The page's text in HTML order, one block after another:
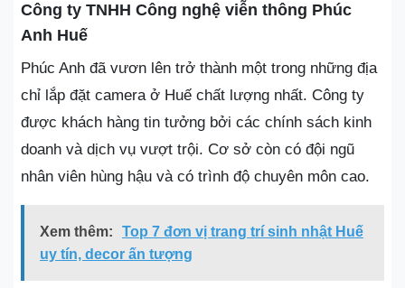
Công ty TNHH Công nghệ viễn thông Phúc
Anh Huế
Phúc Anh đã vươn lên trở thành một trong những địa
chỉ lắp đặt camera ở Huế chất lượng nhất. Công ty
được khách hàng tin tưởng bởi các chính sách kinh
doanh và dịch vụ vượt trội. Cơ sở còn có đội ngũ
nhân viên hùng hậu và có trình độ chuyên môn cao.
Xem thêm:
Top 7 đơn vị trang trí sinh nhật Huế
uy tín, decor ấn tượng